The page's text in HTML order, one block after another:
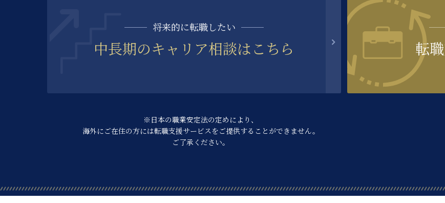
将来的に転職したい
中長期のキャリア相談はこちら 転
※日本の職業安定法の定めにより、
海外にご在住の方には転職支援サービスをご提供することができません。
ご了承ください。